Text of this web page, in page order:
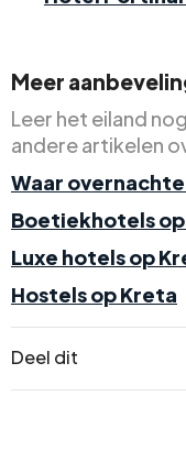
Meer
Leer het eiland
andere artikelen
Waar
Boetiekhotels
Luxe hotels op
Hostels op Kreta
Deel dit